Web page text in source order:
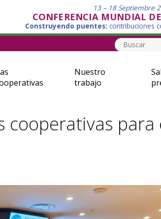
13 – 18 Septiembre
CONFERENCIA MUNDIAL
Construyendo puentes: contribuciones
Nuestro
trabajo
cooperativas para